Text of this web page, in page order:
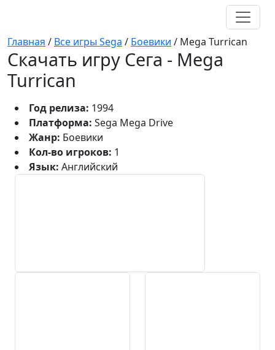
Главная / Все игры Sega / Боевики / Mega Turrican
Скачать игру Сега - Mega
Turrican
Год релиза: 1994
Платформа: Sega Mega Drive
Жанр: Боевики
Кол-во игроков: 1
Язык: Английский